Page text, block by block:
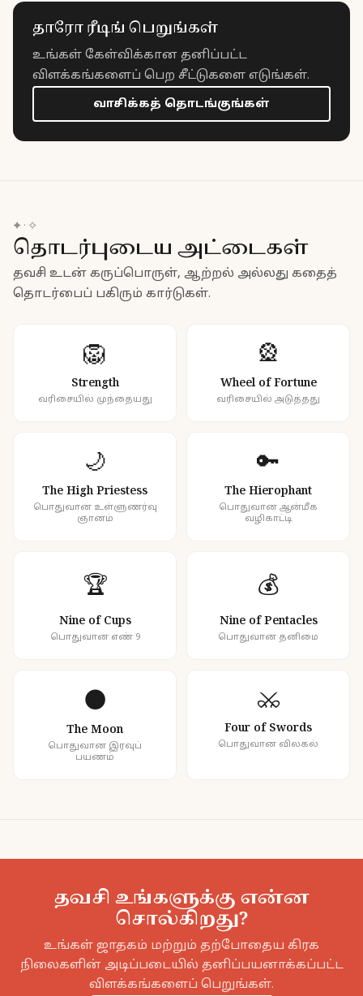
தாரோ ரீடிங் பெறுங்கள்
உங்கள் கேள்விக்கான தனிப்பட்ட
விளக்கங்களைப் பெற சீட்டுகளை எடுங்கள்.
வாசிக்கத் தொடங்குங்கள்
✦ · ✧
தொடர்புடைய அட்டைகள்
தவசி உடன் கருப்பொருள், ஆற்றல் அல்லது கதைத்
தொடர்பைப் பகிரும் கார்டுகள்.
🦁
Strength
வரிசையில் முந்தையது
🎡
Wheel of Fortune
வரிசையில் அடுத்தது
🌙
The High Priestess
பொதுவான உள்ளுணர்வு
ஞானம்
🔑
The Hierophant
பொதுவான ஆன்மீக
வழிகாட்டி
🏆
Nine of Cups
பொதுவான எண் 9
💰
Nine of Pentacles
பொதுவான தனிமை
🌑
The Moon
பொதுவான இரவுப்
பயணம்
⚔️
Four of Swords
பொதுவான விலகல்
தவசி உங்களுக்கு என்ன
சொல்கிறது?
உங்கள் ஜாதகம் மற்றும் தற்போதைய கிரக
நிலைகளின் அடிப்படையில் தனிப்பயனாக்கப்பட்ட
விளக்கங்களைப் பெறுங்கள்.